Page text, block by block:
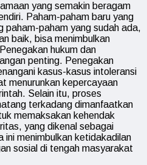
yang semakin beragam
Paham-paham baru yang
paham-paham yang sudah ada,
baik, bisa menimbulkan
hukum dan
penting. Penegakan
kasus-kasus intoleransi
menurunkan kepercayaan
Selain itu, proses
terkadang dimanfaatkan
memaksakan kehendak
yang dikenal sebagai
ini menimbulkan ketidakadilan
sosial di tengah masyarakat